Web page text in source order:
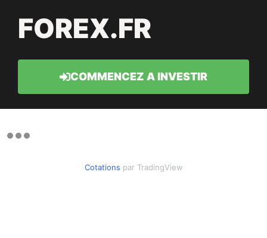
FOREX.FR
COMMENCEZ A INVESTIR
Cotations par TradingView